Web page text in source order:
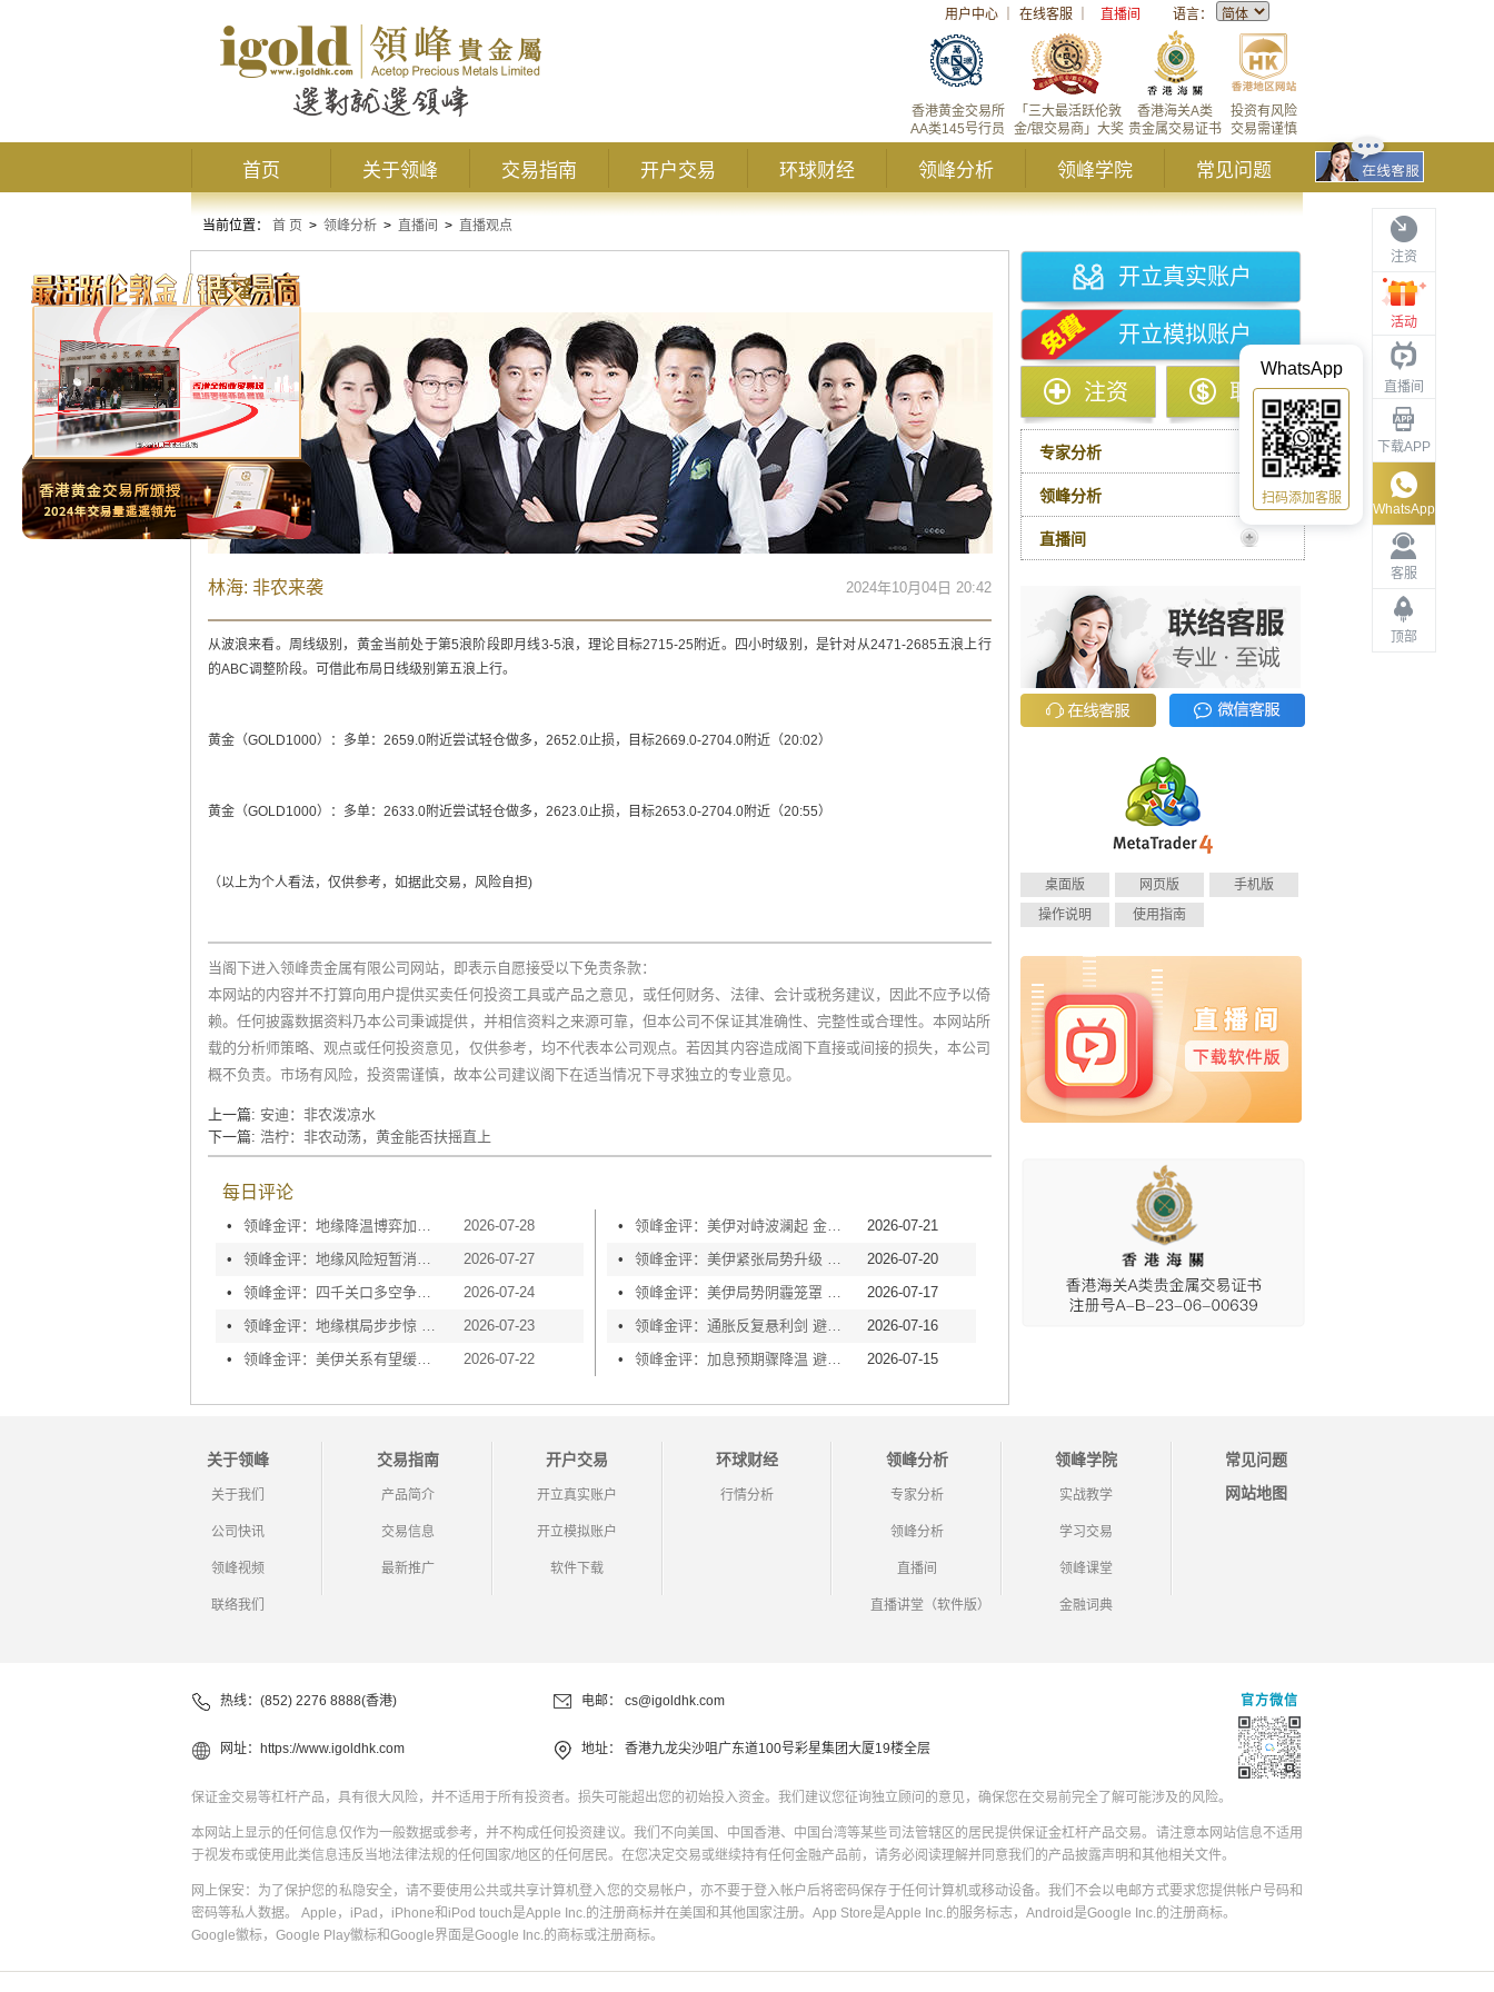
用户中心 在线客服 直播间 语言：
投资有风险
交易需谨慎
香港海关A类
贵金属交易证书
「三大最活跃伦敦
金/银交易商」大奖
香港黄金交易所
AA类145号行员
首页 关于领峰 交易指南 开户交易 环球财经 领峰分析 领峰学院 常见问题
注资
活动
直播间
下载APP
客服
顶部
WhatsApp
WhatsApp
扫码添加客服
当前位置： 首 页 > 领峰分析 > 直播间 > 直播观点
直播观点
林海: 非农来袭 2024年10月04日 20:42
从波浪来看。周线级别，黄金当前处于第5浪阶段即月线3-5浪，理论目标2715-25附近。四小时级别，是针对从2471-2685五浪上行
的ABC调整阶段。可借此布局日线级别第五浪上行。
黄金（GOLD1000）：多单：2659.0附近尝试轻仓做多，2652.0止损，目标2669.0-2704.0附近（20:02）
黄金（GOLD1000）：多单：2633.0附近尝试轻仓做多，2623.0止损，目标2653.0-2704.0附近（20:55）
（以上为个人看法，仅供参考，如据此交易，风险自担)
当阁下进入领峰贵金属有限公司网站，即表示自愿接受以下免责条款：
本网站的内容并不打算向用户提供买卖任何投资工具或产品之意见，或任何财务、法律、会计或税务建议，因此不应予以倚
赖。任何披露数据资料乃本公司秉诚提供，并相信资料之来源可靠，但本公司不保证其准确性、完整性或合理性。本网站所
载的分析师策略、观点或任何投资意见，仅供参考，均不代表本公司观点。若因其内容造成阁下直接或间接的损失，本公司
概不负责。市场有风险，投资需谨慎，故本公司建议阁下在适当情况下寻求独立的专业意见。
上一篇: 安迪：非农泼凉水
下一篇: 浩柠：非农动荡，黄金能否扶摇直上
每日评论
•
2026-07-28
•
2026-07-27
•
领峰金评：四千关口多空争夺 加息阴云笼罩金市
2026-07-24
•
2026-07-23
•
领峰金评：美伊关系有望缓和 黄金趁势迅速反弹 2026-07-22
•
2026-07-21
•
2026-07-20
•
2026-07-17
•
2026-07-16
•
2026-07-15
开立真实账户
开立模拟账户
注资 取款
专家分析
领峰分析
直播间
桌面版 网页版
手机版
操作说明
使用指南
关于领峰
关于我们
公司快讯
领峰视频
联络我们
交易指南
产品简介
交易信息
最新推广
开户交易
开立真实账户
开立模拟账户
软件下载
环球财经
行情分析
领峰分析
专家分析
领峰分析
直播间
直播讲堂（软件版）
领峰学院
实战教学
学习交易
领峰课堂
金融词典
常见问题
网站地图
热线：(852) 2276 8888(香港) 电邮： cs@igoldhk.com
网址： https://www.igoldhk.com 地址： 香港九龙尖沙咀广东道100号彩星集团大厦19楼全层
官方微信
保证金交易等杠杆产品，具有很大风险，并不适用于所有投资者。损失可能超出您的初始投入资金。我们建议您征询独立顾问的意见，确保您在交易前完全了解可能涉及的风险。
本网站上显示的任何信息仅作为一般数据或参考，并不构成任何投资建议。我们不向美国、中国香港、中国台湾等某些司法管辖区的居民提供保证金杠杆产品交易。请注意本网站信息不适用
于视发布或使用此类信息违反当地法律法规的任何国家/地区的任何居民。在您决定交易或继续持有任何金融产品前，请务必阅读理解并同意我们的产品披露声明和其他相关文件。
网上保安：为了保护您的私隐安全，请不要使用公共或共享计算机登入您的交易帐户，亦不要于登入帐户后将密码保存于任何计算机或移动设备。我们不会以电邮方式要求您提供帐户号码和
密码等私人数据。 Apple，iPad，iPhone和iPod touch是Apple Inc.的注册商标并在美国和其他国家注册。App Store是Apple Inc.的服务标志，Android是Google Inc.的注册商标。
Google徽标，Google Play徽标和Google界面是Google Inc.的商标或注册商标。